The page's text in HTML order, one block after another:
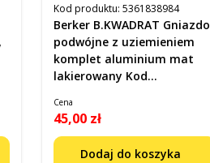
Kod produktu:5361838984
Berker B.KWADRAT Gniazdo
podwójne z uziemieniem
komplet aluminium mat
lakierowany Kod
Cena
45,00 zł
Dodaj do koszyka